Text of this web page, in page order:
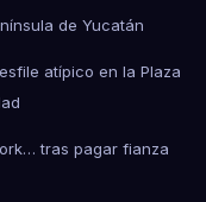
de Yucatán
atípico en la Plaza
tras pagar fianza